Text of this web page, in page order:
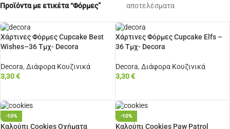
Προϊόντα με ετικέτα “Φόρμες”
αποτελέσματα
Χάρτινες Φόρμες Cupcake Best
Wishes–36 Τμχ- Decora
Decora, Διάφορα Κουζινικά
3,30€
Χάρτινες Φόρμες Cupcake Elfs –
36 Τμχ- Decora
Decora, Διάφορα Κουζινικά
3,30€
-10%
Καλούπι Cookies Οχήματα
-10%
Καλούπι Cookies Paw Patrol